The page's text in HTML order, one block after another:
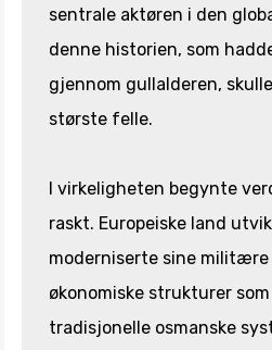
sentrale aktøren i den
denne historien, som
gjennom gullalderen,
største felle.
I virkeligheten begynte
raskt. Europeiske land
moderniserte sine
økonomiske strukturer
tradisjonelle osmanske